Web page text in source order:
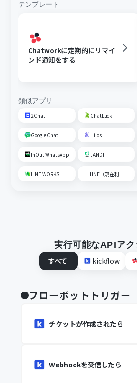
テンプレート
Chatworkに定期的にリマイ
ンド通知をする
類似アプリ
2Chat ChatLuck
Google Chat Hilos
InOut WhatsApp JANDI
LINE WORKS LINE（現在利用不可）
実行可能なAPIアク
すべて
kickflow
フローボットトリガー
チケットが作成されたら
Webhookを受信したら